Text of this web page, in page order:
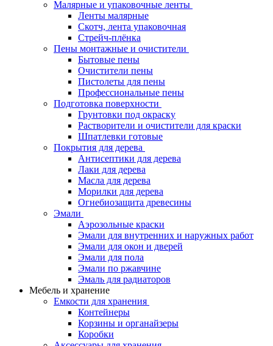
Малярные и упаковочные ленты
Ленты малярные
Скотч, лента упаковочная
Стрейч-плёнка
Пены монтажные и очистители
Бытовые пены
Очистители пены
Пистолеты для пены
Профессиональные пены
Подготовка поверхности
Грунтовки под окраску
Растворители и очистители для краски
Шпатлевки готовые
Покрытия для дерева
Антисептики для дерева
Лаки для дерева
Масла для дерева
Морилки для дерева
Огнебиозащита древесины
Эмали
Аэрозольные краски
Эмали для внутренних и наружных работ
Эмали для окон и дверей
Эмали для пола
Эмали по ржавчине
Эмаль для радиаторов
Мебель и хранение
Емкости для хранения
Контейнеры
Корзины и органайзеры
Коробки